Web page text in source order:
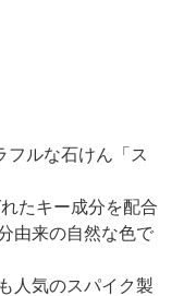
フルな石けん「ス
たキー成分を配合
由来の自然な色で
人気のスパイク製